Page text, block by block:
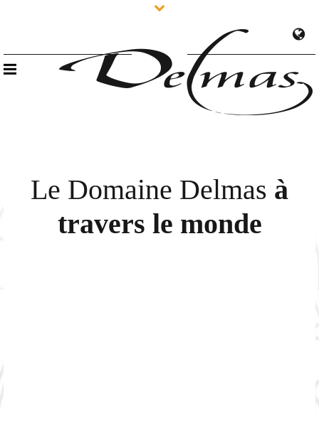
Le Domaine Delmas à
travers le monde